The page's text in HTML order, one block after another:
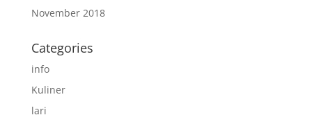
November 2018
Categories
info
Kuliner
lari